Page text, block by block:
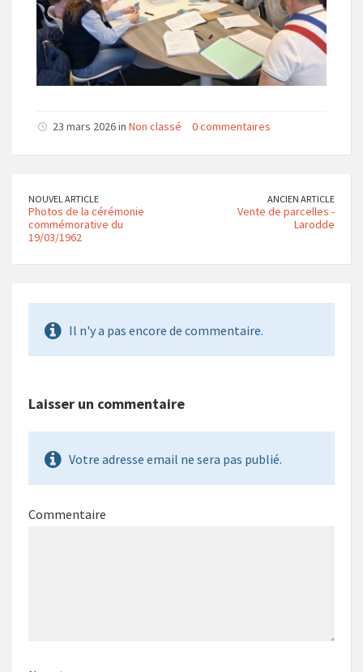
23 mars 2026 in Non classé 0 commentaires
NOUVEL ARTICLE
Photos de la cérémonie
commémorative du
19/03/1962
ANCIEN ARTICLE
Vente de parcelles -
Larodde
Il n'y a pas encore de commentaire.
Laisser un commentaire
Votre adresse email ne sera pas publié.
Commentaire